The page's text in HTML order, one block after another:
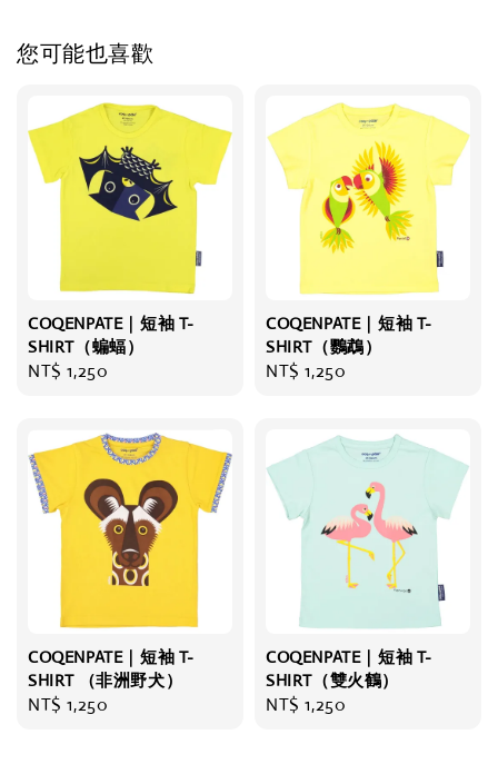
您可能也喜歡
COQENPATE｜短袖 T-
SHIRT（蝙蝠）
Regular
NT$ 1,250
COQENPATE｜短袖 T-
SHIRT（鸚鵡）
Regular
NT$ 1,250
COQENPATE｜短袖 T-
SHIRT （非洲野犬）
Regular
NT$ 1,250
COQENPATE｜短袖 T-
SHIRT（雙火鶴）
Regular
NT$ 1,250